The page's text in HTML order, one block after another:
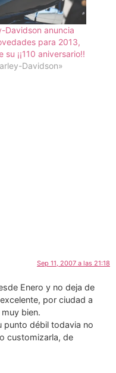
Davidson anuncia
para 2013,
su ¡¡110 aniversario!!
Davidson»
Sep 11, 2007 a las 21:18
Enero y no deja de
por ciudad a
bien.
punto débil todavia no
customizarla, de